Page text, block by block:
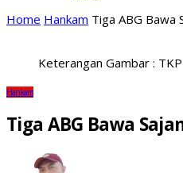
Home Hankam Tiga ABG
Keterangan Gambar :
Hankam
Tiga ABG Bawa